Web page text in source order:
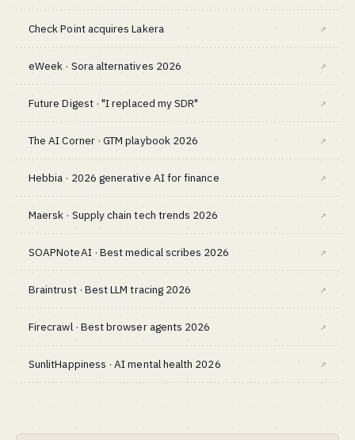
Check Point acquires Lakera ↗
eWeek · Sora alternatives 2026 ↗
Future Digest · "I replaced my SDR" ↗
The AI Corner · GTM playbook 2026 ↗
Hebbia · 2026 generative AI for finance ↗
Maersk · Supply chain tech trends 2026 ↗
SOAPNoteAI · Best medical scribes 2026 ↗
Braintrust · Best LLM tracing 2026 ↗
Firecrawl · Best browser agents 2026 ↗
SunlitHappiness · AI mental health 2026 ↗